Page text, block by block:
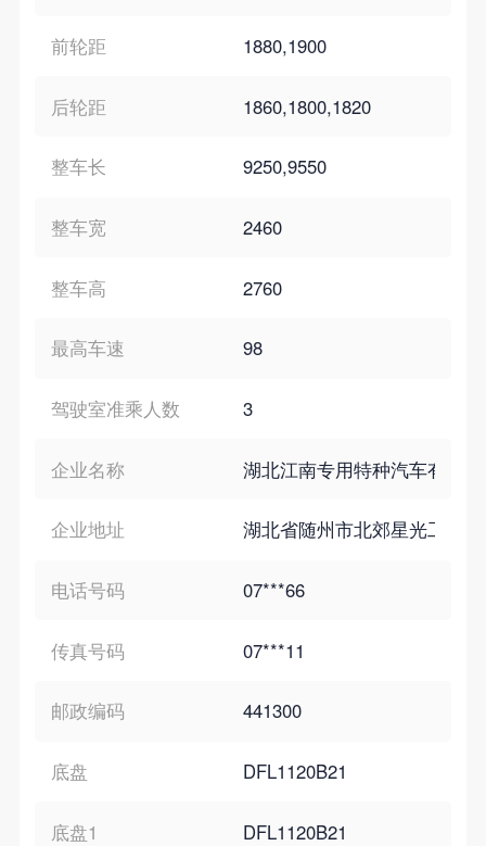
前轮距 1880,1900
后轮距 1860,1800,1820
整车长 9250,9550
整车宽 2460
整车高 2760
最高车速 98
驾驶室准乘人数 3
企业名称 湖北江南专用特种汽车有限
企业地址 湖北省随州市北郊星光工业园
电话号码 07***66
传真号码 07***11
邮政编码 441300
底盘 DFL1120B21
底盘1 DFL1120B21